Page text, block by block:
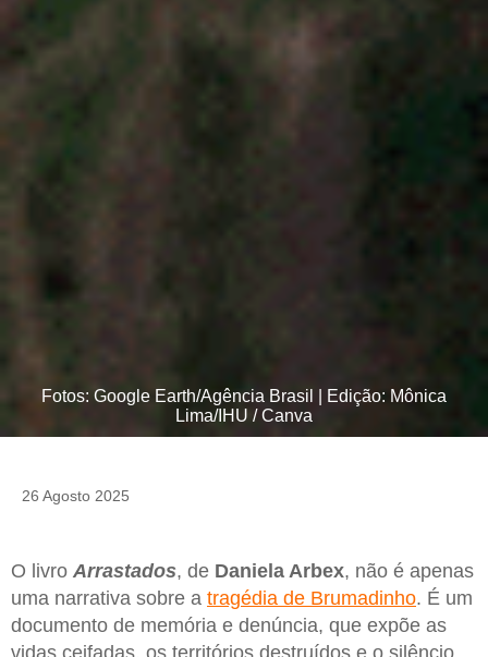
Fotos: Google Earth/Agência Brasil | Edição: Mônica
Lima/IHU / Canva
26 Agosto 2025
O livro Arrastados, de Daniela Arbex, não é apenas
uma narrativa sobre a tragédia de Brumadinho. É um
documento de memória e denúncia, que expõe as
vidas ceifadas, os territórios destruídos e o silêncio